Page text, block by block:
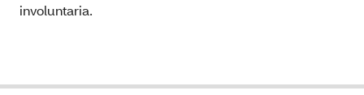
involuntaria.